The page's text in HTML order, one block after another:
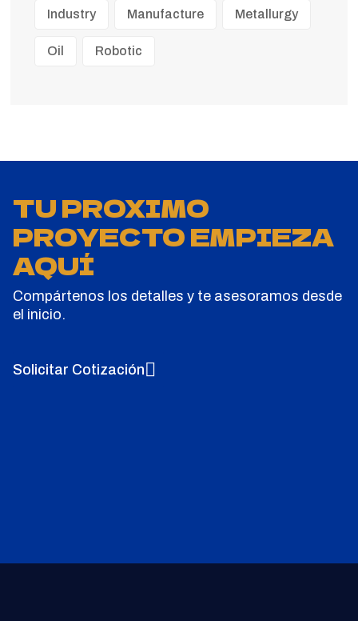
Industry Manufacture Metallurgy
Oil Robotic
TU PROXIMO
PROYECTO EMPIEZA
AQUÍ
Compártenos los detalles y te asesoramos desde
el inicio.
Solicitar Cotización